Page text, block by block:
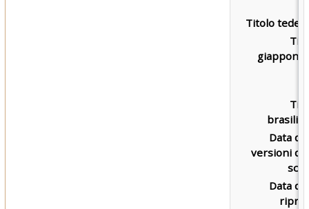
Titolo
Data
versioni
Data